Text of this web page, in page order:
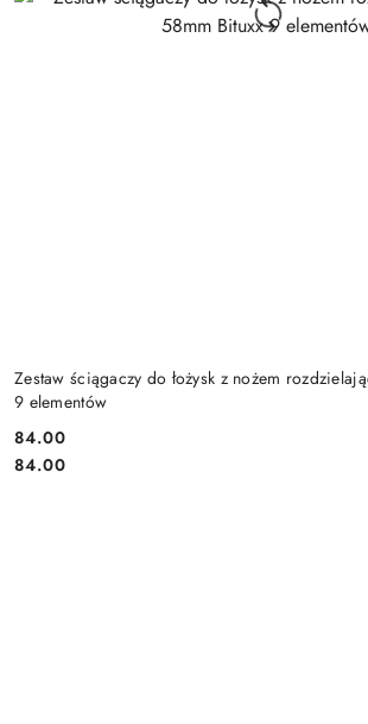
Zestaw ściągaczy do łożysk z nożem
9 elementów
Cena:
84.00
Cena:
84.00